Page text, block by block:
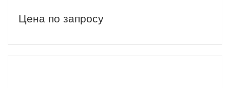
Цена по запросу